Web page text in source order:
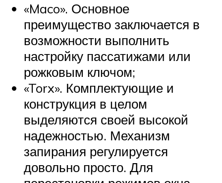
«Maco». Основное
преимущество заключается в
возможности выполнить
настройку пассатижами или
рожковым ключом;
«Torx». Комплектующие и
конструкция в целом
выделяются своей высокой
надежностью. Механизм
запирания регулируется
довольно просто. Для